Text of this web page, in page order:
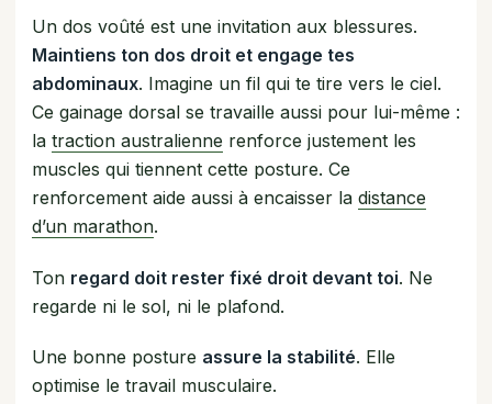
Un dos voûté est une invitation aux blessures.
Maintiens ton dos droit et engage tes
abdominaux. Imagine un fil qui te tire vers le ciel.
Ce gainage dorsal se travaille aussi pour lui-même :
la traction australienne renforce justement les
muscles qui tiennent cette posture. Ce
renforcement aide aussi à encaisser la distance
d’un marathon.
Ton regard doit rester fixé droit devant toi. Ne
regarde ni le sol, ni le plafond.
Une bonne posture assure la stabilité. Elle
optimise le travail musculaire.